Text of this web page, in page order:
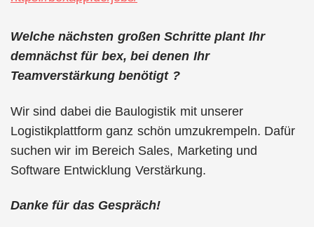
Welche nächsten großen Schritte plant Ihr
demnächst für bex, bei denen Ihr
Teamverstärkung benötigt ?
Wir sind dabei die Baulogistik mit unserer
Logistikplattform ganz schön umzukrempeln. Dafür
suchen wir im Bereich Sales, Marketing und
Software Entwicklung Verstärkung.
Danke für das Gespräch!